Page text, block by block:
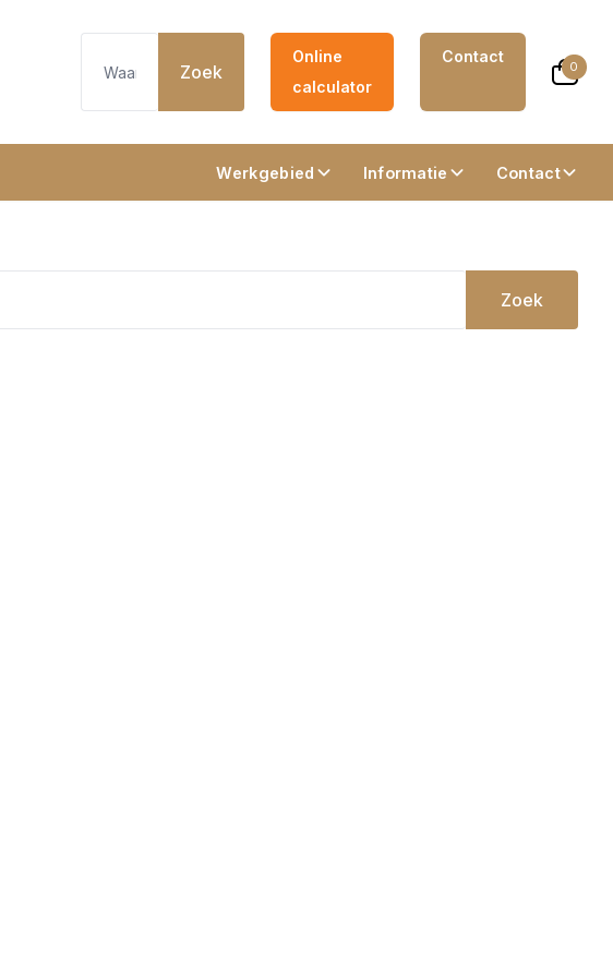
Zoek
Online
calculator
Contact
0
Werkgebied Informatie Contact
Zoek